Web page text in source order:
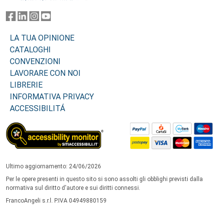
LA TUA OPINIONE
CATALOGHI
CONVENZIONI
LAVORARE CON NOI
LIBRERIE
INFORMATIVA PRIVACY
ACCESSIBILITÁ
Ultimo aggiornamento: 24/06/2026
Per le opere presenti in questo sito si sono assolti gli obblighi previsti dalla
normativa sul diritto d'autore e sui diritti connessi.
FrancoAngeli s.r.l. P.IVA 04949880159